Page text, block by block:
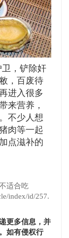
，铲除奸
，百废待
进入很多
来营养，
不少人想
肉等一起
点滋补的
适合吃
index/id/257.
更多信息，并
如有侵权行